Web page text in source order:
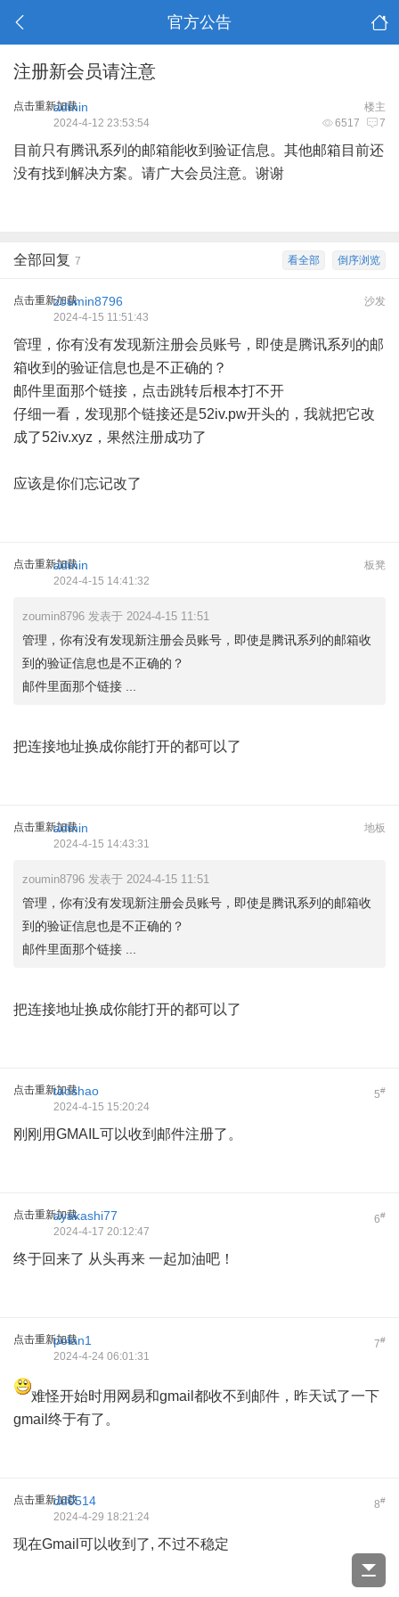
官方公告
注册新会员请注意
点击重新加载 楼主
admin
6517 7
2024-4-12 23:53:54
目前只有腾讯系列的邮箱能收到验证信息。其他邮箱目前还
没有找到解决方案。请广大会员注意。谢谢
倒序浏览
看全部
全部回复 7
点击重新加载 沙发
zoumin8796
2024-4-15 11:51:43
管理，你有没有发现新注册会员账号，即使是腾讯系列的邮
箱收到的验证信息也是不正确的？
邮件里面那个链接，点击跳转后根本打不开
仔细一看，发现那个链接还是52iv.pw开头的，我就把它改
成了52iv.xyz，果然注册成功了
应该是你们忘记改了
点击重新加载 板凳
admin
2024-4-15 14:41:32
zoumin8796 发表于 2024-4-15 11:51
管理，你有没有发现新注册会员账号，即使是腾讯系列的邮箱收
到的验证信息也是不正确的？
邮件里面那个链接 ...
把连接地址换成你能打开的都可以了
点击重新加载 地板
admin
2024-4-15 14:43:31
zoumin8796 发表于 2024-4-15 11:51
管理，你有没有发现新注册会员账号，即使是腾讯系列的邮箱收
到的验证信息也是不正确的？
邮件里面那个链接 ...
把连接地址换成你能打开的都可以了
点击重新加载 5#
taoshao
2024-4-15 15:20:24
刚刚用GMAIL可以收到邮件注册了。
点击重新加载 6#
ayakashi77
2024-4-17 20:12:47
终于回来了 从头再来 一起加油吧！
点击重新加载 7#
polan1
2024-4-24 06:01:31
难怪开始时用网易和gmail都收不到邮件，昨天试了一下
gmail终于有了。
点击重新加载 8#
dd0514
2024-4-29 18:21:24
现在Gmail可以收到了, 不过不稳定